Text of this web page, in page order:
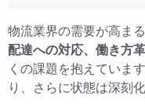
物流業界の需要が高まる
配達への対応、働き方
くの課題を抱えていま
り、さらに状態は深刻